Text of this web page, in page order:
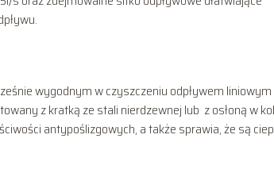
wygodnym w czyszczeniu odpływem
z kratką ze stali nierdzewnej lub z osłoną w
antypoślizgowych, a także sprawia, że są